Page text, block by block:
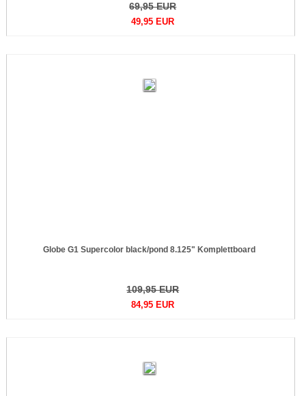
69,95 EUR
49,95 EUR
Globe G1 Supercolor black/pond 8.125" Komplettboard
109,95 EUR
84,95 EUR